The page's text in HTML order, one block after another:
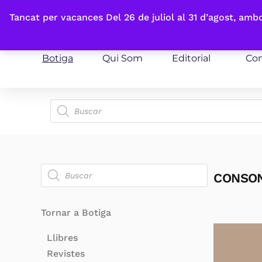
Tancat per vacances Del 26 de juliol al 31 d’agost,
Fes-te'n sòcia
Botiga Qui Som Editorial
Tornar a Botiga
Llibres
Revistes